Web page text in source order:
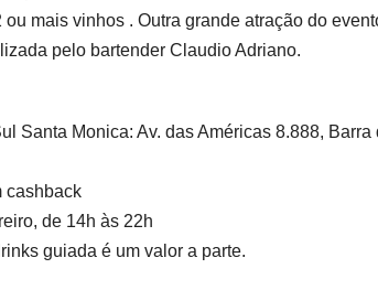
mais vinhos . Outra grande atração do
pelo bartender Claudio Adriano.
Santa Monica: Av. das Américas 8.888, Barra
cashback
de 14h às 22h
guiada é um valor a parte.